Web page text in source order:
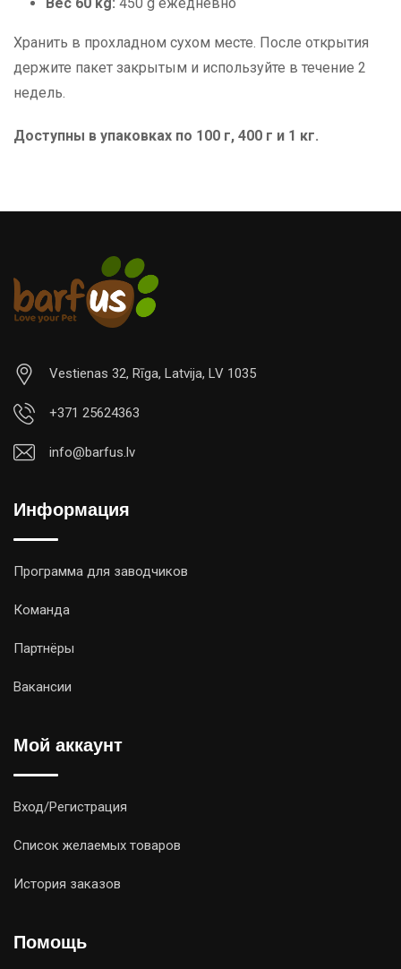
Хранить в прохладном сухом месте. После открытия
держите пакет закрытым и используйте в течение 2
недель.
Доступны в упаковках по 100 г, 400 г и 1 кг.
Vestienas 32, Rīga, Latvija, LV 1035
+371 25624363
info@barfus.lv
Информация
Программа для заводчиков
Команда
Партнёры
Вакансии
Мой аккаунт
Вход/Регистрация
Список желаемых товаров
История заказов
Помощь